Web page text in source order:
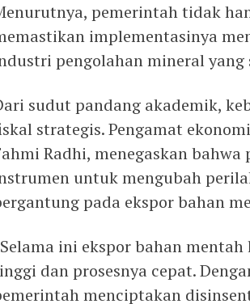
pemerintah tidak
implementasinya
pengolahan mineral
sudut pandang akademik,
strategis. Pengamat
Radhi, menegaskan
untuk mengubah
pada ekspor bahan
ini ekspor bahan
dan prosesnya cepat.
menciptakan